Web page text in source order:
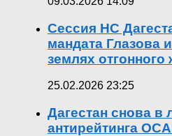
Сессия НС
мандата Глазова
землях
25.02.2026 23:25
Дагестан снова в
антирейтинга